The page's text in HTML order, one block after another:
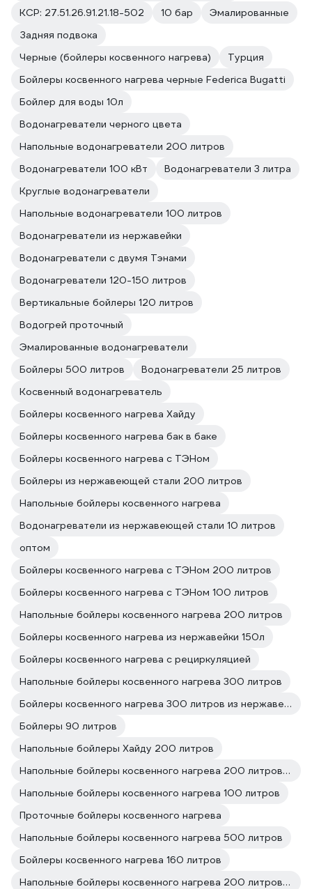
КСР: 27.51.26.91.21.18-502
10 бар
Эмалированные
Задняя подвока
Черные (бойлеры косвенного нагрева)
Турция
Бойлеры косвенного нагрева черные Federica Bugatti
Бойлер для воды 10л
Водонагреватели черного цвета
Напольные водонагреватели 200 литров
Водонагреватели 100 кВт
Водонагреватели 3 литра
Круглые водонагреватели
Напольные водонагреватели 100 литров
Водонагреватели из нержавейки
Водонагреватели с двумя Тэнами
Водонагреватели 120-150 литров
Вертикальные бойлеры 120 литров
Водогрей проточный
Эмалированные водонагреватели
Бойлеры 500 литров
Водонагреватели 25 литров
Косвенный водонагреватель
Бойлеры косвенного нагрева Хайду
Бойлеры косвенного нагрева бак в баке
Бойлеры косвенного нагрева с ТЭНом
Бойлеры из нержавеющей стали 200 литров
Напольные бойлеры косвенного нагрева
Водонагреватели из нержавеющей стали 10 литров
оптом
Бойлеры косвенного нагрева с ТЭНом 200 литров
Бойлеры косвенного нагрева с ТЭНом 100 литров
Напольные бойлеры косвенного нагрева 200 литров
Бойлеры косвенного нагрева из нержавейки 150л
Бойлеры косвенного нагрева с рециркуляцией
Напольные бойлеры косвенного нагрева 300 литров
Бойлеры косвенного нагрева 300 литров из нержавеющей стали
Бойлеры 90 литров
Напольные бойлеры Хайду 200 литров
Напольные бойлеры косвенного нагрева 200 литров Хайду
Напольные бойлеры косвенного нагрева 100 литров
Проточные бойлеры косвенного нагрева
Напольные бойлеры косвенного нагрева 500 литров
Бойлеры косвенного нагрева 160 литров
Напольные бойлеры косвенного нагрева 200 литров из нержавеющей стали